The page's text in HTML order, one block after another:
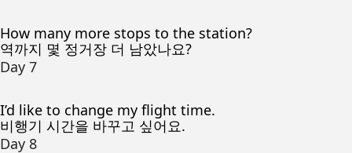
How many more stops to the station?
역까지 몇 정거장 더 남았나요?
Day 7
I’d like to change my flight time.
비행기 시간을 바꾸고 싶어요.
Day 8